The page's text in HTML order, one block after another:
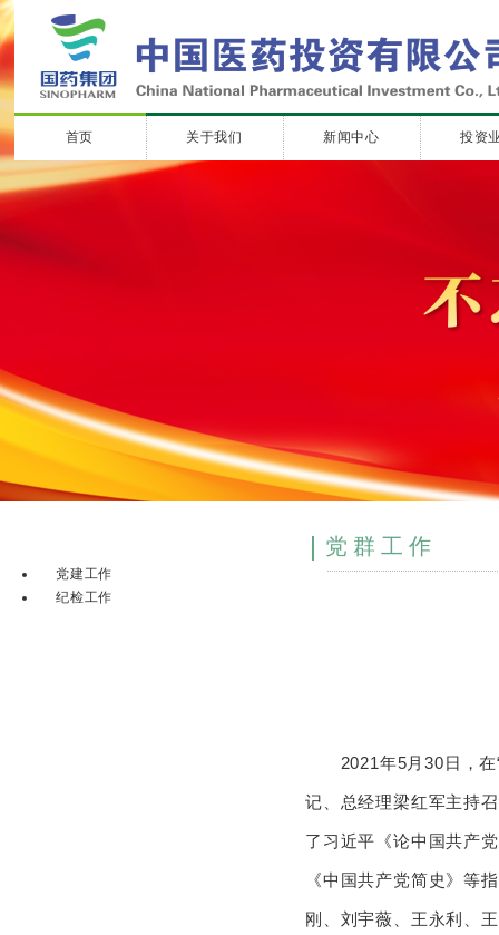
首页 关于我们 新闻中心 投资
党建工作
纪检工作
党群工作
2021年5月30日，在“
记、总经理梁红军主持
了习近平《论中国共产
《中国共产党简史》等
刚、刘宇薇、王永利、